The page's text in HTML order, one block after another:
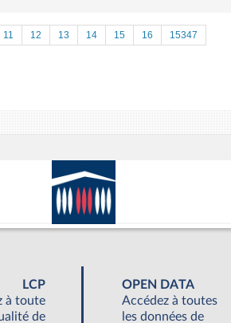
11 12 13 14 15 16
15347
LCP
à toute
de
OPEN DATA
Accédez à toutes
les données de